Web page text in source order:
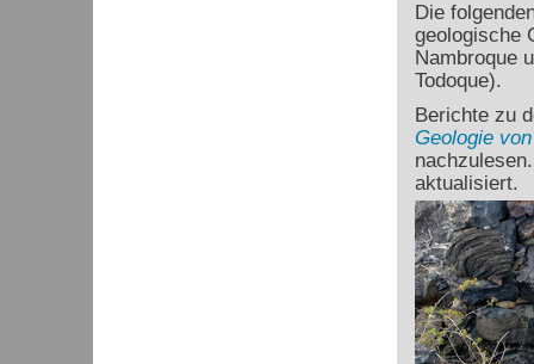
Die
geologische
Nambroque
Todoque).
Berichte zu
Geologie
aktualisiert.